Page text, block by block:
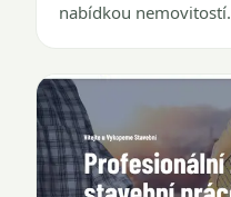
nabídkou nemovitostí.